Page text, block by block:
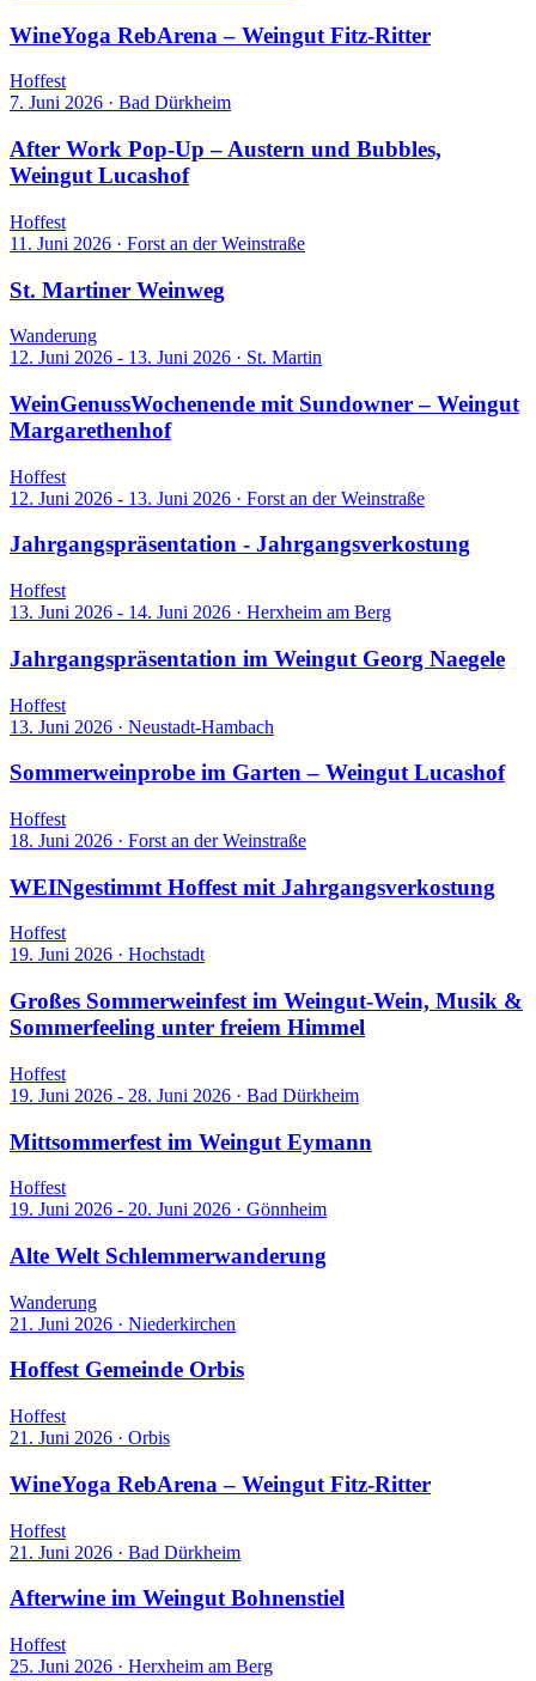
WineYoga RebArena – Weingut Fitz-Ritter
Hoffest
7. Juni 2026 · Bad Dürkheim
After Work Pop-Up – Austern und Bubbles,
Weingut Lucashof
Hoffest
11. Juni 2026 · Forst an der Weinstraße
St. Martiner Weinweg
Wanderung
12. Juni 2026 - 13. Juni 2026 · St. Martin
WeinGenussWochenende mit Sundowner – Weingut
Margarethenhof
Hoffest
12. Juni 2026 - 13. Juni 2026 · Forst an der Weinstraße
Jahrgangspräsentation - Jahrgangsverkostung
Hoffest
13. Juni 2026 - 14. Juni 2026 · Herxheim am Berg
Jahrgangspräsentation im Weingut Georg Naegele
Hoffest
13. Juni 2026 · Neustadt-Hambach
Sommerweinprobe im Garten – Weingut Lucashof
Hoffest
18. Juni 2026 · Forst an der Weinstraße
WEINgestimmt Hoffest mit Jahrgangsverkostung
Hoffest
19. Juni 2026 · Hochstadt
Großes Sommerweinfest im Weingut-Wein, Musik &
Sommerfeeling unter freiem Himmel
Hoffest
19. Juni 2026 - 28. Juni 2026 · Bad Dürkheim
Mittsommerfest im Weingut Eymann
Hoffest
19. Juni 2026 - 20. Juni 2026 · Gönnheim
Alte Welt Schlemmerwanderung
Wanderung
21. Juni 2026 · Niederkirchen
Hoffest Gemeinde Orbis
Hoffest
21. Juni 2026 · Orbis
WineYoga RebArena – Weingut Fitz-Ritter
Hoffest
21. Juni 2026 · Bad Dürkheim
Afterwine im Weingut Bohnenstiel
Hoffest
25. Juni 2026 · Herxheim am Berg